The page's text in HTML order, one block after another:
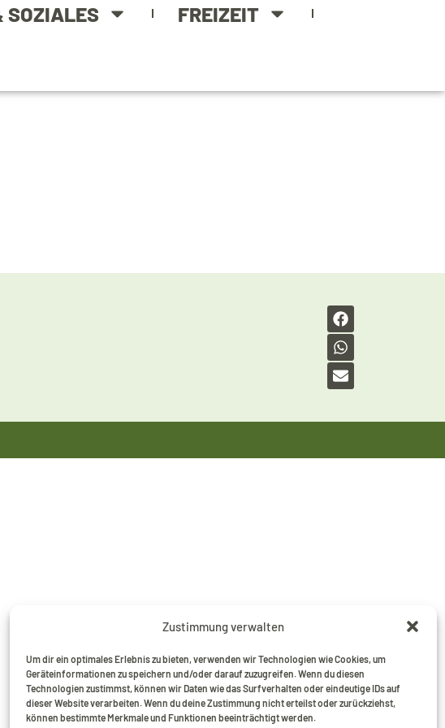
Zustimmung verwalten
Um dir ein optimales Erlebnis zu bieten, verwenden wir Technologien wie Cookies, um
Geräteinformationen zu speichern und/oder darauf zuzugreifen. Wenn du diesen
Technologien zustimmst, können wir Daten wie das Surfverhalten oder eindeutige IDs auf
dieser Website verarbeiten. Wenn du deine Zustimmung nicht erteilst oder zurückziehst,
können bestimmte Merkmale und Funktionen beeinträchtigt werden.
SOZIALES
FREIZEIT